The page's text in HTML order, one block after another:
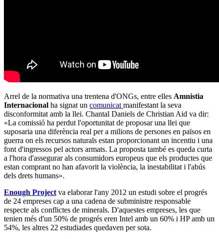
Arrel de la normativa una trentena d'ONGs, entre elles Amnistia
Internacional ha signat un comunicat manifestant la seva
disconformitat amb la llei. Chantal Daniels de Christian Aid va dir:
«La comissió ha perdut l'oportunitat de proposar una llei que
suposaria una diferència real per a milions de persones en països en
guerra on els recursos naturals estan proporcionant un incentiu i una
font d'ingressos pel actors armats. La proposta també es queda curta
a l'hora d'assegurar als consumidors europeus que els productes que
estan comprant no han afavorit la violència, la inestabilitat i l'abús
dels drets humans».
Enough Project va elaborar l'any 2012 un estudi sobre el progrés
de 24 empreses cap a una cadena de subministre responsable
respecte als conflictes de minerals. D'aquestes empreses, les que
tenien més d'un 50% de progrés eren Intel amb un 60% i HP amb un
54%, les altres 22 estudiades quedaven per sota.